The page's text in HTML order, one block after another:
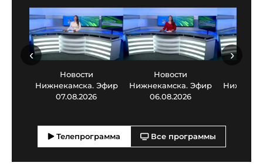
Новости
Нижнекамска. Эфир
07.08.2026
Новости
Нижнекамска. Эфир
06.08.2026
‹ ›
Телепрограмма Все программы